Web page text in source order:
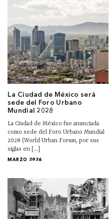
La Ciudad de México será
sede del Foro Urbano
Mundial 2028
La Ciudad de México fue anunciada
como sede del Foro Urbano Mundial
2028 (World Urban Forum, por sus
siglas en [...]
MARZO 2026